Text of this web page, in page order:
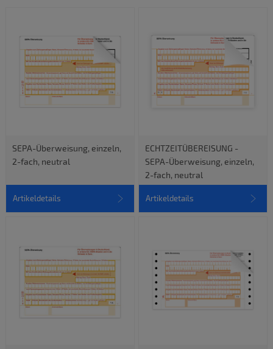
SEPA-Überweisung, einzeln,
2-fach, neutral
Artikeldetails
ECHTZEITÜBEREISUNG -
SEPA-Überweisung, einzeln,
2-fach, neutral
Artikeldetails